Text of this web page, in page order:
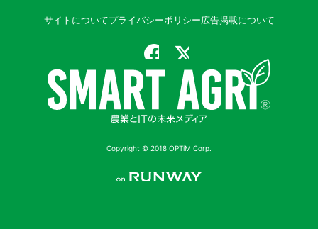
サイトについてプライバシーポリシー広告掲載について
公式Facebook
Copyright © 2018 OPTiM Corp.